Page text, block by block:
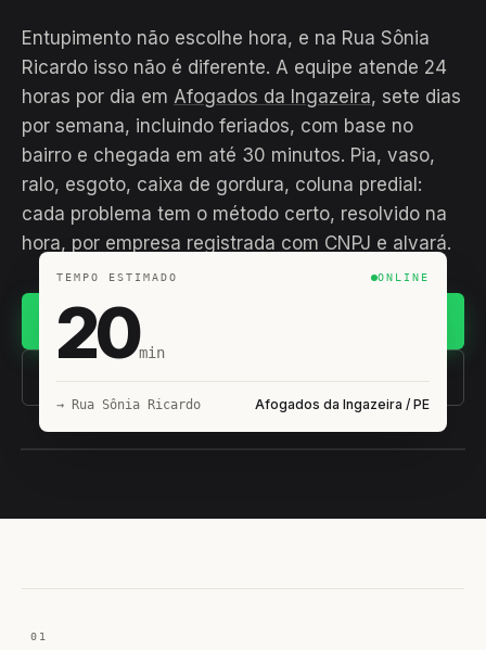
Entupimento não escolhe hora, e na Rua Sônia
Ricardo isso não é diferente. A equipe atende 24
horas por dia em Afogados da Ingazeira, sete dias
por semana, incluindo feriados, com base no
bairro e chegada em até 30 minutos. Pia, vaso,
ralo, esgoto, caixa de gordura, coluna predial:
cada problema tem o método certo, resolvido na
hora, por empresa registrada com CNPJ e alvará.
(11) 93407-8838
TEMPO ESTIMADO ONLINE
20min
→ Rua Sônia Ricardo Afogados da Ingazeira / PE
01